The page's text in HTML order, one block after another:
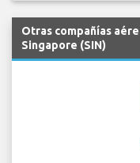
Otras compañías
Singapore (SIN)